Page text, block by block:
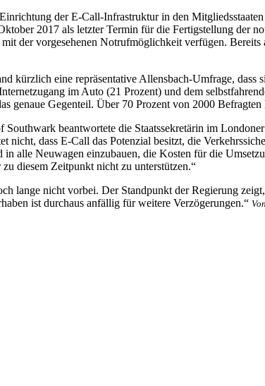
der E-Call-Infrastruktur in den
2017 als letzter Termin für die Fertigstellung der
der vorgesehenen Notrufmöglichkeit verfügen.
kürzlich eine repräsentative Allensbach-Umfrage,
im Auto (21 Prozent) und dem
genaue Gegenteil. Über 70 Prozent von 2000
beantwortete die Staatssekretärin im
dass E-Call das Potenzial besitzt, die
alle Neuwagen einzubauen, die Kosten für die
diesem Zeitpunkt nicht zu unterstützen.“
lange nicht vorbei. Der Standpunkt der Regierung
ist durchaus anfällig für weitere Verzögerungen.“